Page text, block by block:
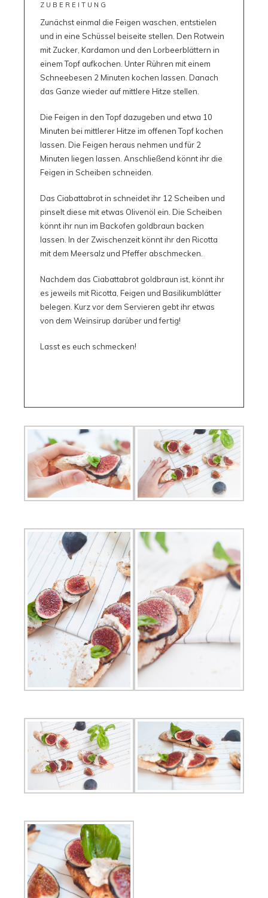
ZUBEREITUNG
Zunächst einmal die Feigen waschen, entstielen
und in eine Schüssel beiseite stellen. Den Rotwein
mit Zucker, Kardamon und den Lorbeerblättern in
einem Topf aufkochen. Unter Rühren mit einem
Schneebesen 2 Minuten kochen lassen. Danach
das Ganze wieder auf mittlere Hitze stellen.
Die Feigen in den Topf dazugeben und etwa 10
Minuten bei mittlerer Hitze im offenen Topf kochen
lassen. Die Feigen heraus nehmen und für 2
Minuten liegen lassen. Anschließend könnt ihr die
Feigen in Scheiben schneiden.
Das Ciabattabrot in schneidet ihr 12 Scheiben und
pinselt diese mit etwas Olivenöl ein. Die Scheiben
könnt ihr nun im Backofen goldbraun backen
lassen. In der Zwischenzeit könnt ihr den Ricotta
mit dem Meersalz und Pfeffer abschmecken.
Nachdem das Ciabattabrot goldbraun ist, könnt ihr
es jeweils mit Ricotta, Feigen und Basilikumblätter
belegen. Kurz vor dem Servieren gebt ihr etwas
von dem Weinsirup darüber und fertig!
Lasst es euch schmecken!